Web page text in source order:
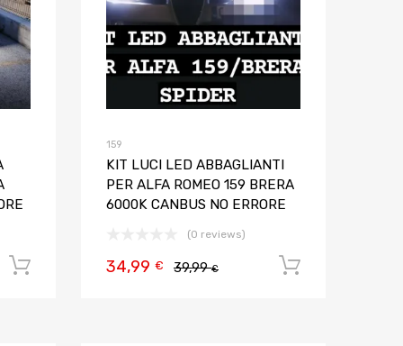
Aggiungi al carrello
159
KIT LUCI LED ABBAGLIANTI
PER ALFA ROMEO 159 BRERA
6000K CANBUS NO ERRORE
(0 reviews)
39,99€
34,99 €